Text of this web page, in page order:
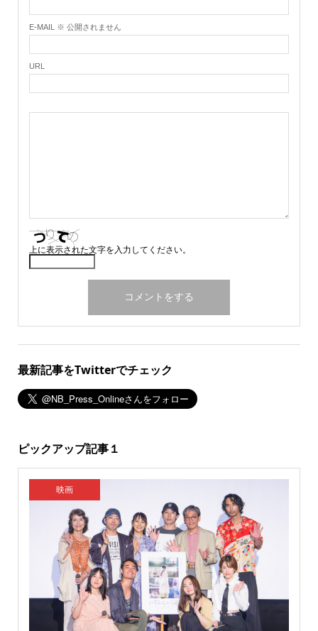
E-MAIL ※ 公開されません
URL
上に表示された文字を入力してください。
最新記事をTwitterでチェック
ピックアップ記事１
映画